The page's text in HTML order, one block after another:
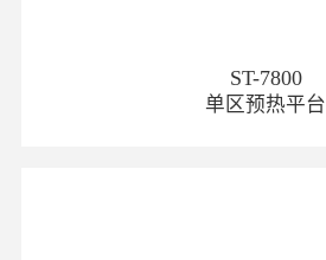
ST-7800
单区预热平台